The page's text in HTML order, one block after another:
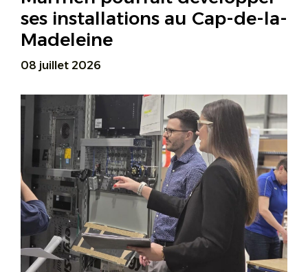
ses installations au Cap-de-la-
Madeleine
08 juillet 2026